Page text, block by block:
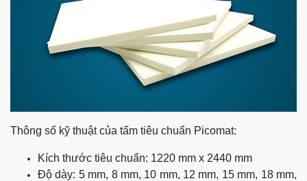
Thông số kỹ thuật của tấm tiêu chuẩn Picomat:
Kích thước tiêu chuẩn: 1220 mm x 2440 mm
Độ dày: 5 mm, 8 mm, 10 mm, 12 mm, 15 mm, 18 mm,